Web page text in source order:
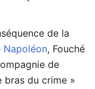
de la
Napoléon, Fouché
de
bras du crime »